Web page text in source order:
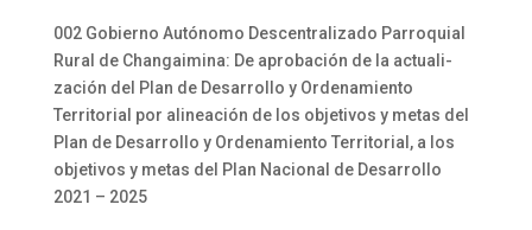
002 Gobierno Autónomo Descentralizado Parroquial
Rural de Changaimina: De aprobación de la actuali-
zación del Plan de Desarrollo y Ordenamiento
Territorial por alineación de los objetivos y metas del
Plan de Desarrollo y Ordenamiento Territorial, a los
objetivos y metas del Plan Nacional de Desarrollo
2021 – 2025